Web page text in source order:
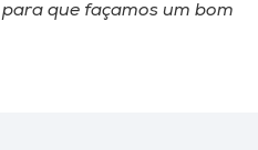
que façamos um bom